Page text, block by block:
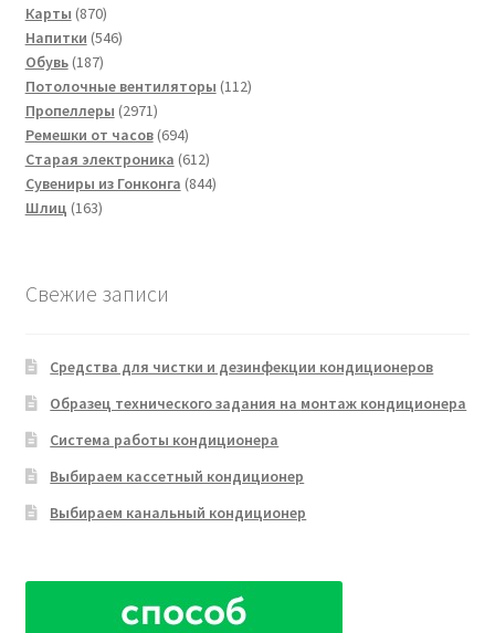
товаров
Карты 870870
товаров
Напитки 546546
Обувь 187187
товаров
Потолочные вентиляторы 112112
Пропеллеры 29712971
товар
Ремешки от часов 694694
товара
Старая электроника 612612
товаров
Сувениры из Гонконга 844844
Шлиц 163163
Свежие записи
Средства для чистки и дезинфекции кондиционеров
Образец технического задания на монтаж кондиционера
Система работы кондиционера
Выбираем кассетный кондиционер
Выбираем канальный кондиционер